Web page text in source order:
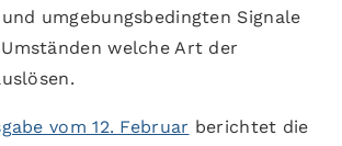
umgebungsbedingten Signale
welche Art der
vom 12. Februar berichtet die